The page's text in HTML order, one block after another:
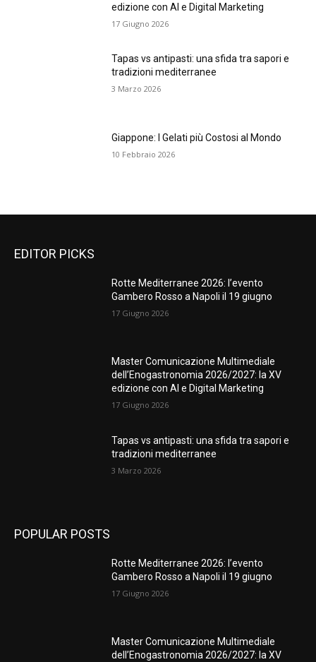
edizione con AI e Digital Marketing
17 Giugno 2026
Tapas vs antipasti: una sfida tra sapori e
tradizioni mediterranee
3 Marzo 2026
Giappone: I Gelati più Costosi al Mondo
10 Febbraio 2026
EDITOR PICKS
Rotte Mediterranee 2026: l’evento
Gambero Rosso a Napoli il 19 giugno
17 Giugno 2026
Master Comunicazione Multimediale
dell’Enogastronomia 2026/2027: la XV
edizione con AI e Digital Marketing
17 Giugno 2026
Tapas vs antipasti: una sfida tra sapori e
tradizioni mediterranee
3 Marzo 2026
POPULAR POSTS
Rotte Mediterranee 2026: l’evento
Gambero Rosso a Napoli il 19 giugno
17 Giugno 2026
Master Comunicazione Multimediale
dell’Enogastronomia 2026/2027: la XV